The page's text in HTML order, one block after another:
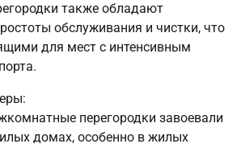
также обладают
обслуживания и чистки, что
для мест с интенсивным
перегородки завоевали
домах, особенно в жилых